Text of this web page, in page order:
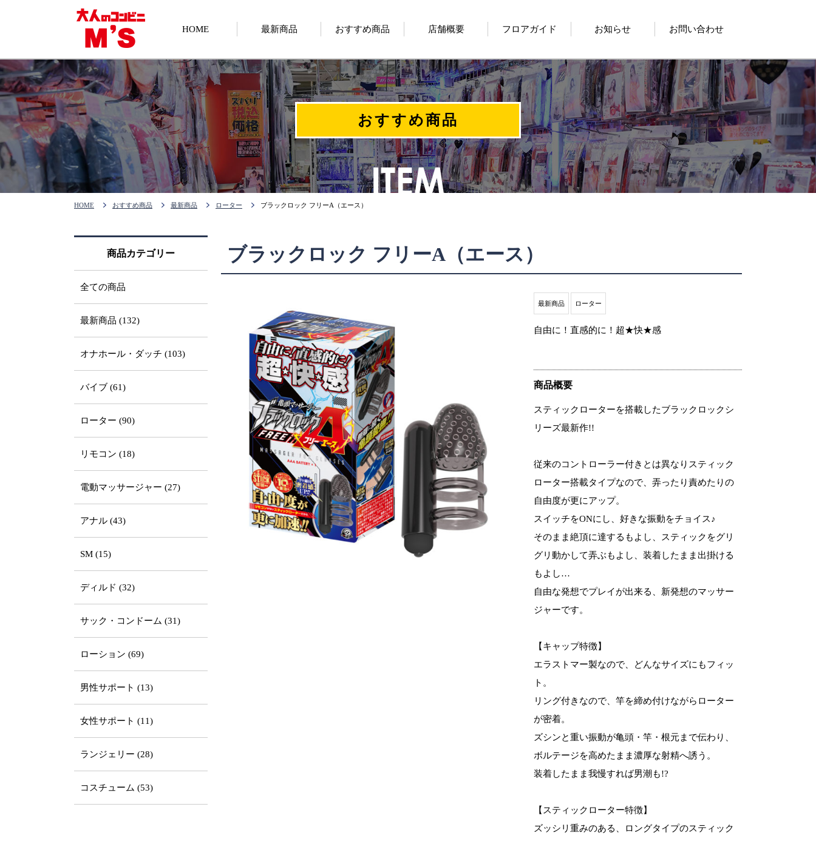
HOME 最新商品 おすすめ商品 店舗概要 フロアガイド お知らせ お問い合わせ
おすすめ商品
HOME おすすめ商品 最新商品 ローター ブラックロック フリーA（エース）
ブラックロック フリーA（エース）
最新商品 ローター
自由に！直感的に！超★快★感
商品概要
スティックローターを搭載したブラックロックシ
リーズ最新作!!
従来のコントローラー付きとは異なりスティック
ローター搭載タイプなので、弄ったり責めたりの
自由度が更にアップ。
スイッチをONにし、好きな振動をチョイス♪
そのまま絶頂に達するもよし、スティックをグリ
グリ動かして弄ぶもよし、装着したまま出掛ける
もよし…
自由な発想でプレイが出来る、新発想のマッサー
ジャーです。
【キャップ特徴】
エラストマー製なので、どんなサイズにもフィッ
ト。
リング付きなので、竿を締め付けながらローター
が密着。
ズシンと重い振動が亀頭・竿・根元まで伝わり、
ボルテージを高めたまま濃厚な射精へ誘う。
装着したまま我慢すれば男潮も!?
【スティックローター特徴】
ズッシリ重みのある、ロングタイプのスティック
商品カテゴリー
全ての商品
最新商品 (132)
オナホール・ダッチ (103)
バイブ (61)
ローター (90)
リモコン (18)
電動マッサージャー (27)
アナル (43)
SM (15)
ディルド (32)
サック・コンドーム (31)
ローション (69)
男性サポート (13)
女性サポート (11)
ランジェリー (28)
コスチューム (53)